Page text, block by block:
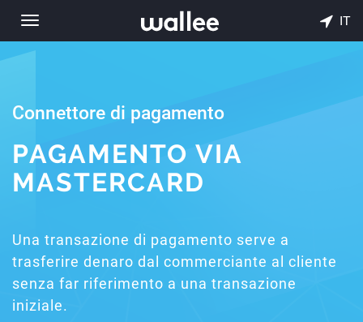
Toggle
navigation
IT
Connettore di pagamento
PAGAMENTO VIA
MASTERCARD
Una transazione di pagamento serve a
trasferire denaro dal commerciante al cliente
senza far riferimento a una transazione
iniziale.